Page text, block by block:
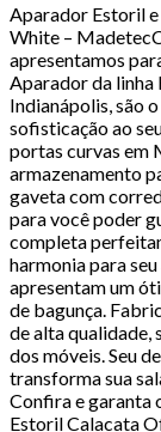
Aparador Estoril
White –
apresentamos
Aparador da linha
Indianápolis, são
sofisticação ao
portas curvas em
armazenamento
gaveta com
para você poder
completa
harmonia para
apresentam um
de bagunça.
de alta qualidade,
dos móveis. Seu
transforma sua
Confira e garanta
Estoril Calacata